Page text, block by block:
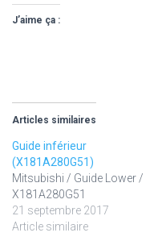
J’aime ça :
Articles similaires
Guide inférieur
(X181A280G51)
Mitsubishi / Guide Lower /
X181A280G51
21 septembre 2017
Article similaire